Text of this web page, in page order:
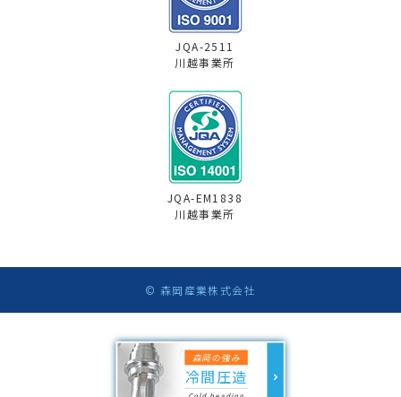
森岡の強み
冷間圧造
JQA-2511
川越事業所
JQA-EM1838
川越事業所
© 森岡産業株式会社